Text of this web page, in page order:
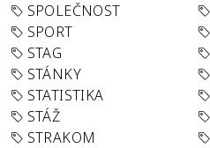
SPOLEČNOST
SPORT
STAG
STÁNKY
STATISTIKA
STÁŽ
STRAKOM